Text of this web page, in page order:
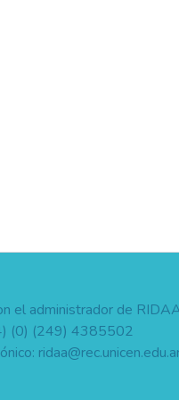
el administrador de
(0) (249) 4385502